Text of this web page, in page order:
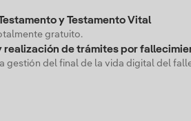
y Testamento Vital
gratuito.
realización de trámites por
gestión del final de la vida digital del